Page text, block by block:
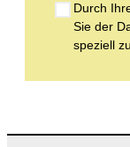
Durch
Sie der
speziell